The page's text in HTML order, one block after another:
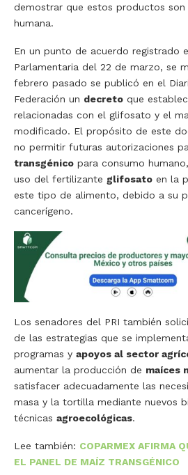
demostrar que estos productos son
humana.
En un punto de acuerdo registrado
Parlamentaria del 22 de marzo, se
febrero pasado se publicó en el
Federación un decreto que
relacionadas con el glifosato y el
modificado. El propósito de este
no permitir futuras autorizaciones
transgénico para consumo
uso del fertilizante glifosato en la
este tipo de alimento, debido a su
cancerígeno.
Los senadores del PRI también
de las estrategias que se
programas y apoyos al sector
aumentar la producción de maíces
satisfacer adecuadamente las
masa y la tortilla mediante nuevos
técnicas agroecológicas.
Lee también: COPARMEX AFIRMA
EL PANEL DE MAÍZ TRANSGÉNICO